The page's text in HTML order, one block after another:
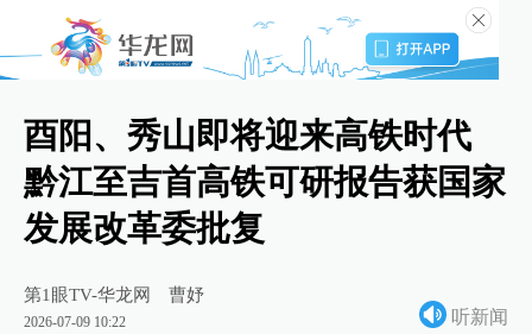
酉阳、秀山即将迎来高铁时代
黔江至吉首高铁可研报告获国家
发展改革委批复
第1眼TV-华龙网 曹妤
2026-07-09 10:22 听新闻